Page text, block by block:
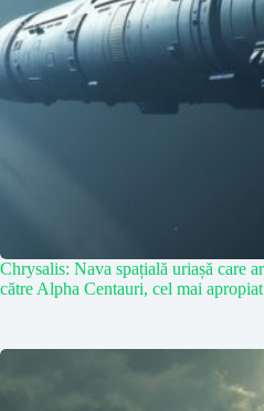
Chrysalis: Nava spațială uriașă care
către Alpha Centauri, cel mai